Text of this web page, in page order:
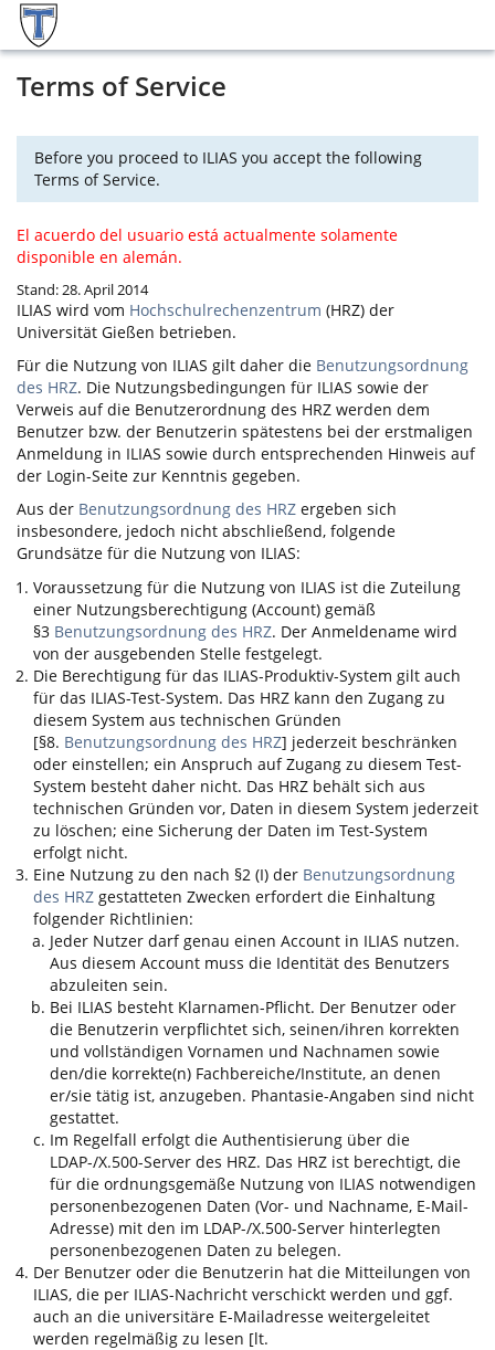
Terms of Service
Before you proceed to ILIAS you accept the following
Terms of Service.
El acuerdo del usuario está actualmente solamente
disponible en alemán.
Stand: 28. April 2014
ILIAS wird vom Hochschulrechenzentrum (HRZ) der
Universität Gießen betrieben.
Für die Nutzung von ILIAS gilt daher die Benutzungsordnung
des HRZ. Die Nutzungsbedingungen für ILIAS sowie der
Verweis auf die Benutzerordnung des HRZ werden dem
Benutzer bzw. der Benutzerin spätestens bei der erstmaligen
Anmeldung in ILIAS sowie durch entsprechenden Hinweis auf
der Login-Seite zur Kenntnis gegeben.
Aus der Benutzungsordnung des HRZ ergeben sich
insbesondere, jedoch nicht abschließend, folgende
Grundsätze für die Nutzung von ILIAS:
Voraussetzung für die Nutzung von ILIAS ist die Zuteilung
einer Nutzungsberechtigung (Account) gemäß
§3 Benutzungsordnung des HRZ. Der Anmeldename wird
von der ausgebenden Stelle festgelegt.
Die Berechtigung für das ILIAS-Produktiv-System gilt auch
für das ILIAS-Test-System. Das HRZ kann den Zugang zu
diesem System aus technischen Gründen
[§8. Benutzungsordnung des HRZ] jederzeit beschränken
oder einstellen; ein Anspruch auf Zugang zu diesem Test-
System besteht daher nicht. Das HRZ behält sich aus
technischen Gründen vor, Daten in diesem System jederzeit
zu löschen; eine Sicherung der Daten im Test-System
erfolgt nicht.
Eine Nutzung zu den nach §2 (I) der Benutzungsordnung
des HRZ gestatteten Zwecken erfordert die Einhaltung
folgender Richtlinien:
Jeder Nutzer darf genau einen Account in ILIAS nutzen.
Aus diesem Account muss die Identität des Benutzers
abzuleiten sein.
Bei ILIAS besteht Klarnamen-Pflicht. Der Benutzer oder
die Benutzerin verpflichtet sich, seinen/ihren korrekten
und vollständigen Vornamen und Nachnamen sowie
den/die korrekte(n) Fachbereiche/Institute, an denen
er/sie tätig ist, anzugeben. Phantasie-Angaben sind nicht
gestattet.
Im Regelfall erfolgt die Authentisierung über die
LDAP-/X.500-Server des HRZ. Das HRZ ist berechtigt, die
für die ordnungsgemäße Nutzung von ILIAS notwendigen
personenbezogenen Daten (Vor- und Nachname, E-Mail-
Adresse) mit den im LDAP-/X.500-Server hinterlegten
personenbezogenen Daten zu belegen.
Der Benutzer oder die Benutzerin hat die Mitteilungen von
ILIAS, die per ILIAS-Nachricht verschickt werden und ggf.
auch an die universitäre E-Mailadresse weitergeleitet
werden regelmäßig zu lesen [lt.